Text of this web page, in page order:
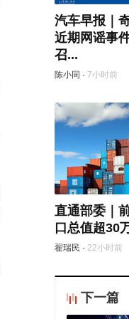
汽车早报｜
近期网谣事
召...
陈小同 · 7小时前
直通部委｜
口总值超30
翟瑞民 · 22小时前
下一篇